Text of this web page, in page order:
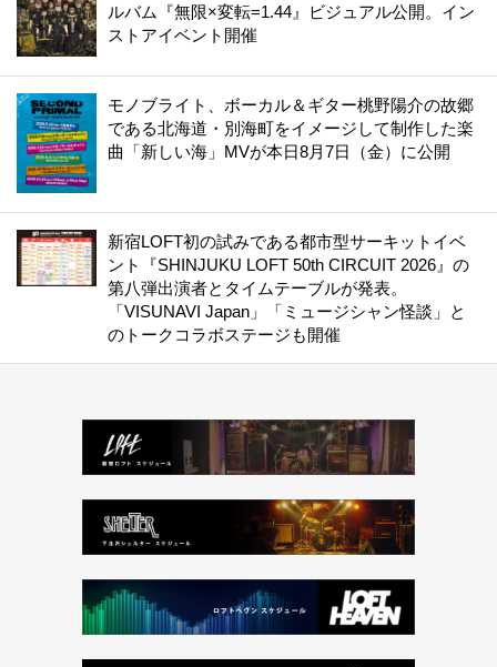
ルバム『無限×変転=1.44』ビジュアル公開。イン
ストアイベント開催
モノブライト、ボーカル＆ギター桃野陽介の故郷
である北海道・別海町をイメージして制作した楽
曲「新しい海」MVが本日8月7日（金）に公開
新宿LOFT初の試みである都市型サーキットイベ
ント『SHINJUKU LOFT 50th CIRCUIT 2026』の
第八弾出演者とタイムテーブルが発表。
「VISUNAVI Japan」「ミュージシャン怪談」と
のトークコラボステージも開催